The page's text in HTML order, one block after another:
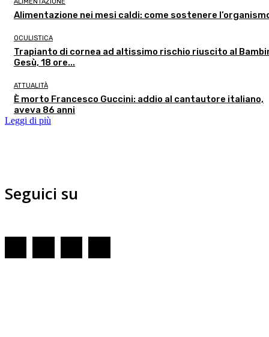
Alimentazione nei mesi caldi: come sostenere
OCULISTICA
Trapianto di cornea ad altissimo rischio riuscito al
Gesù, 18 ore...
ATTUALITÀ
È morto Francesco Guccini: addio al cantautore italiano,
aveva 86 anni
Leggi di più
Seguici su